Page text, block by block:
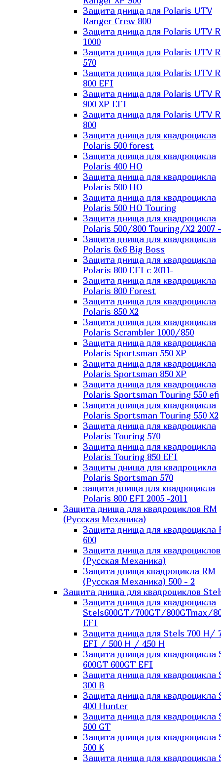
Защита днища для Polaris UTV
Ranger Сrew 800
Защита днища для Polaris UTV
1000
Защита днища для Polaris UTV
570
Защита днища для Polaris UTV
800 EFI
Защита днища для Polaris UTV
900 XP EFI
Защита днища для Polaris UTV
800
Защита днища для квадроцикла
Polaris 500 forest
Защита днища для квадроцикла
Polaris 400 HO
Защита днища для квадроцикла
Polaris 500 HO
Защита днища для квадроцикла
Polaris 500 HO Touring
Защита днища для квадроцикла
Polaris 500/800 Touring/X2 2007 -
Защита днища для квадроцикла
Polaris 6х6 Big Boss
Защита днища для квадроцикла
Polaris 800 EFI с 2011-
Защита днища для квадроцикла
Polaris 800 Forest
Защита днища для квадроцикла
Polaris 850 X2
Защита днища для квадроцикла
Polaris Scrambler 1000/850
Защита днища для квадроцикла
Polaris Sportsman 550 XP
Защита днища для квадроцикла
Polaris Sportsman 850 XP
Защита днища для квадроцикла
Polaris Sportsman Touring 550 efi
Защита днища для квадроцикла
Polaris Sportsman Touring 550 X2
Защита днища для квадроцикла
Polaris Touring 570
Защита днища для квадроцикла
Polaris Touring 850 EFI
Защиты днища для квадроцикла
Polaris Sportsman 570
защита днища для квадроцикла
Polaris 800 EFI 2005 -2011
Защита днища для квадроциклов RM
(Русская Механика)
Защита днища для квадроцикла
600
Защита днища для
(Русская Механика)
Защита днища квадроцикла RM
(Русская Механика) 500 - 2
Защита днища для квадроциклов
Защита днища для квадроцикла
Stels600GT/700GT/800GTmax/
EFI
Защита днища для Stels 700 H/
EFI / 500 H / 450 H
Защита днища для квадроцикла
600GT 600GT EFI
Защита днища для квадроцикла
300 B
Защита днища для квадроцикла
400 Hunter
Защита днища для квадроцикла
500 GT
Защита днища для квадроцикла
500 K
Защита днища для квадроцикла